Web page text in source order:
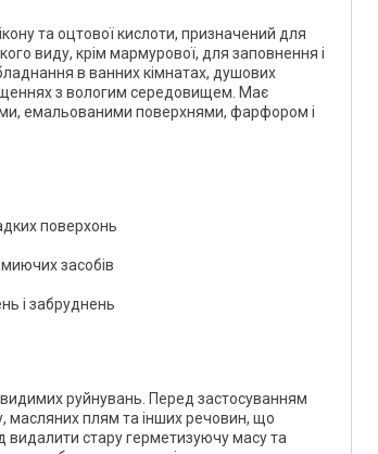
та оцтової кислоти, призначений для
виду, крім мармурової, для заповнення і
в ванних кімнатах, душових
з вологим середовищем. Має
емальованими поверхнями, фарфором і
поверхонь
засобів
і забруднень
​​руйнувань. Перед застосуванням
масляних плям та інших речовин, що
видалити стару герметизуючу масу та